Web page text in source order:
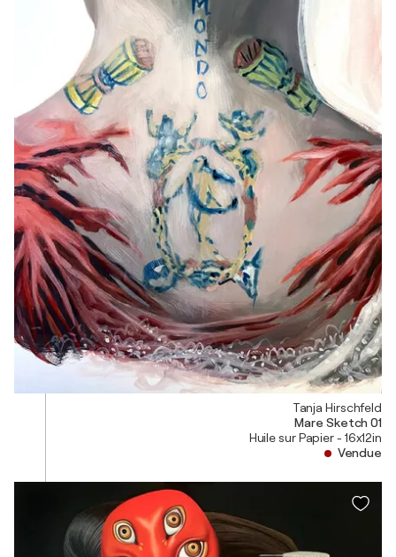
Tanja Hirschfeld
Mare Sketch 01
Huile sur Papier - 16x12in
Vendue